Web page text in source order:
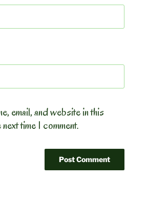
email, and website in this
time I comment.